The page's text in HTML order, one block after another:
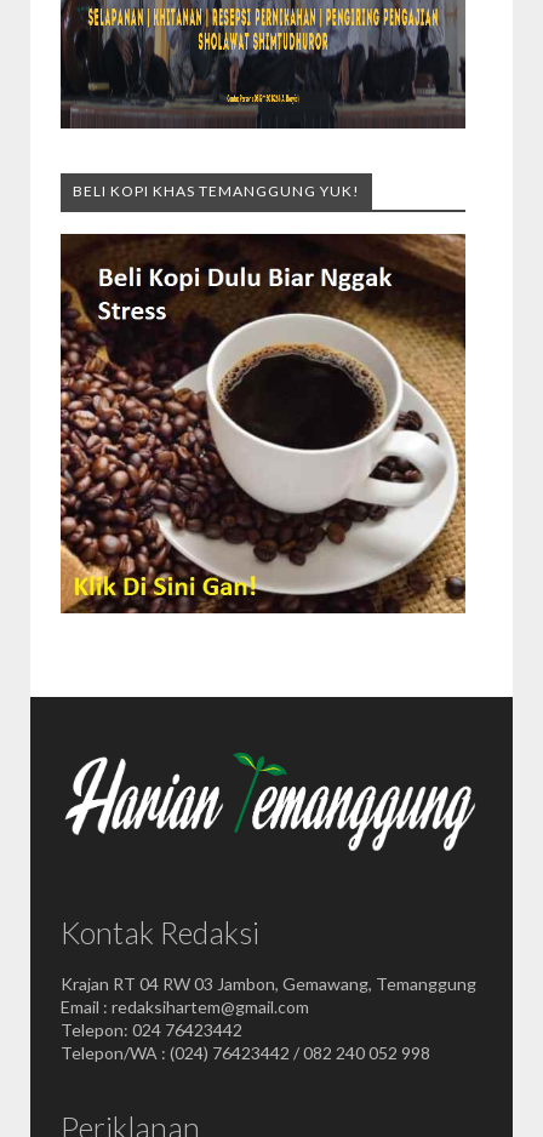
BELI KOPI KHAS TEMANGGUNG YUK!
Kontak Redaksi
Krajan RT 04 RW 03 Jambon, Gemawang, Temanggung
Email : redaksihartem@gmail.com
Telepon: 024 76423442
Telepon/WA : (024) 76423442 / 082 240 052 998
Periklanan